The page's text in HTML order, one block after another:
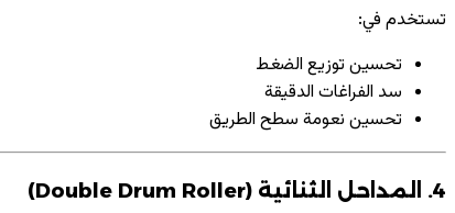
تستخدم في:
تحسين توزيع الضغط
سد الفراغات الدقيقة
تحسين نعومة سطح الطريق
4. المداحل الثنائية (Double Drum Roller)